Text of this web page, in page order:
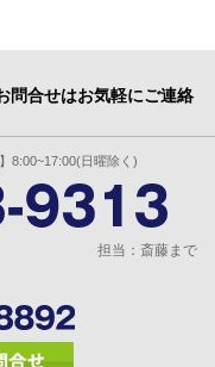
問合せはお気軽にご連絡
8:00~17:00(日曜除く)
担当：斎藤まで